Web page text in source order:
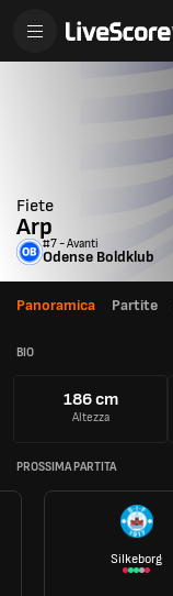
Fiete
Arp
#7 - Avanti
Odense Boldklub
Panoramica Partite
BIO
186 cm
Altezza
PROSSIMA PARTITA
Silkeborg